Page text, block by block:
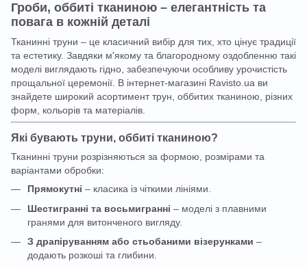
Гроби, оббиті тканиною – елегантність та
повага в кожній деталі
Тканинні труни – це класичний вибір для тих, хто цінує традиції
та естетику. Завдяки м'якому та благородному оздобленню такі
моделі виглядають гідно, забезпечуючи особливу урочистість
прощальної церемонії. В інтернет-магазині Ravisto.ua ви
знайдете широкий асортимент трун, оббитих тканиною, різних
форм, кольорів та матеріалів.
Які бувають труни, оббиті тканиною?
Тканинні труни розрізняються за формою, розмірами та
варіантами обробки:
Прямокутні – класика із чіткими лініями.
Шестигранні та восьмигранні – моделі з плавними
гранями для витонченого вигляду.
З драпіруванням або стьобаними візерунками –
додають розкоші та глибини.